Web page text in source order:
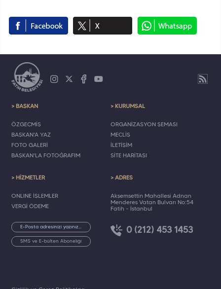
> BAŞKAN
ÖZGEÇMİŞ
BAŞKAN'A YAZ
FOTO GALERİ
BAŞKAN'LA FOTOĞRAFIM
> KURUMSAL
ORGANİZASYON ŞEMASI
MECLİS
İLETİŞİM
SİTE HARİTASI
> HİZMETLER
ONLINE İŞLEMLER
VERGİ ÖDEME
SMS ve E-bülten Aboneliği
> ADRES
Akşemsettin Mahallesi Adnan
Menderes Vatan Bulvarı No:54
Fatih - İstanbul
0 (212) 453 1453